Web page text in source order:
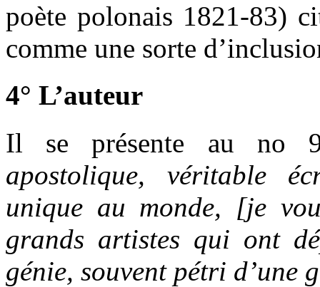
poète polonais 1821-83)
comme une sorte
4° L’auteur
Il se présente au no
apostolique, véritable
unique au monde, [je
grands artistes qui ont
génie, souvent pétri